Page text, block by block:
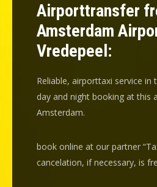
Airporttransfer
Amsterdam
Vredepeel:
Reliable, airporttaxi service in
day and night booking at this
Amsterdam.
book online at our partner
cancelation, if necessary, is